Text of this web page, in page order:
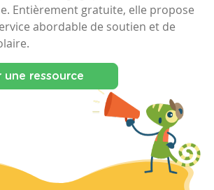
Entièrement gratuite, elle propose
abordable de soutien et de
une ressource